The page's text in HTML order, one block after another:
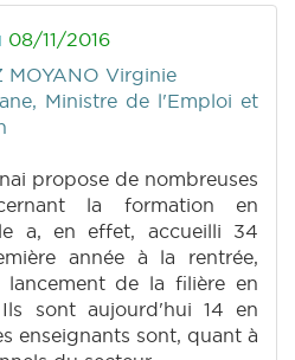
08/11/2016
MOYANO Virginie
Ministre de l'Emploi et
propose de nombreuses
la formation en
a, en effet, accueilli 34
année à la rentrée,
de la filière en
sont aujourd'hui 14 en
enseignants sont, quant à